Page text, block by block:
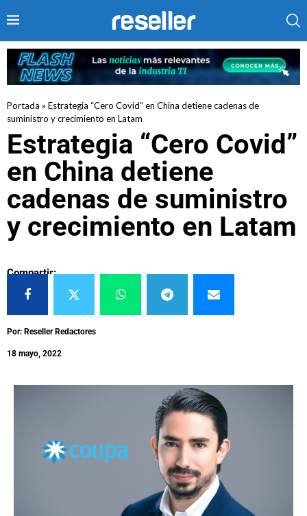
Portada » Estrategia “Cero Covid” en China detiene cadenas de
suministro y crecimiento en Latam
Estrategia “Cero Covid”
en China detiene
cadenas de suministro
y crecimiento en Latam
Compartir:
Por: Reseller Redactores
18 mayo, 2022